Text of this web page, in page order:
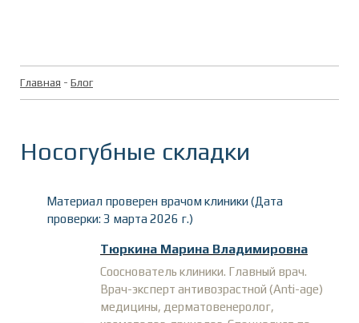
Главная - Блог
Носогубные складки
Материал проверен врачом клиники (Дата
проверки: 3 марта 2026 г.)
Тюркина Марина Владимировна
Сооснователь клиники. Главный врач.
Врач-эксперт антивозрастной (Anti-age)
медицины, дерматовенеролог,